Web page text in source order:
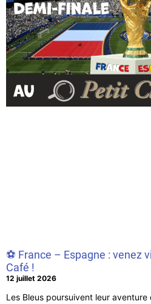
⚽ France – Espagne : venez
Café !
12 juillet 2026
Les Bleus poursuivent leur